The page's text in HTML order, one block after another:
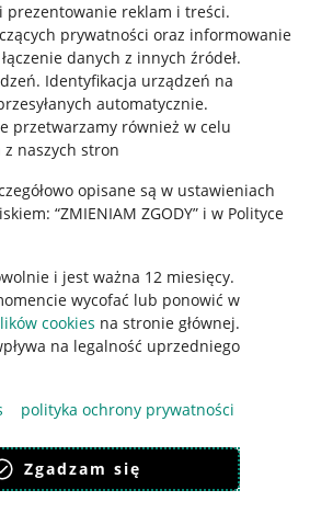
prezentowanie reklam i treści.
prywatności oraz informowanie
danych z innych źródeł.
. Identyfikacja urządzeń na
automatycznie.
przetwarzamy również w celu
z naszych stron
opisane są w ustawieniach
“ZMIENIAM ZGODY” i w Polityce
i jest ważna 12 miesięcy.
wycofać lub ponowić w
cookies na stronie głównej.
na legalność uprzedniego
polityka ochrony prywatności
Zgadzam się
Cyfrowych